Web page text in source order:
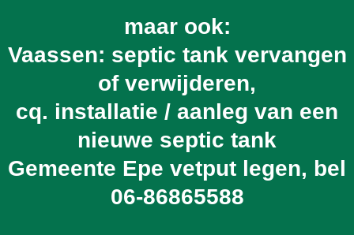
maar ook:
Vaassen: septic tank vervangen
of verwijderen,
cq. installatie / aanleg van een
nieuwe septic tank
Gemeente Epe vetput legen, bel
06-86865588